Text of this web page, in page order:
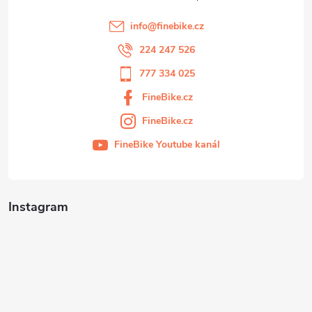
Instagram
info@finebike.cz
224 247 526
777 334 025
FineBike.cz
FineBike.cz
FineBike Youtube kanál